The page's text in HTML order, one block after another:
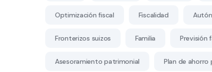
Optimización fiscal Fiscalidad
Fronterizos suizos Familia Previsión
Asesoramiento patrimonial Plan de ahorro